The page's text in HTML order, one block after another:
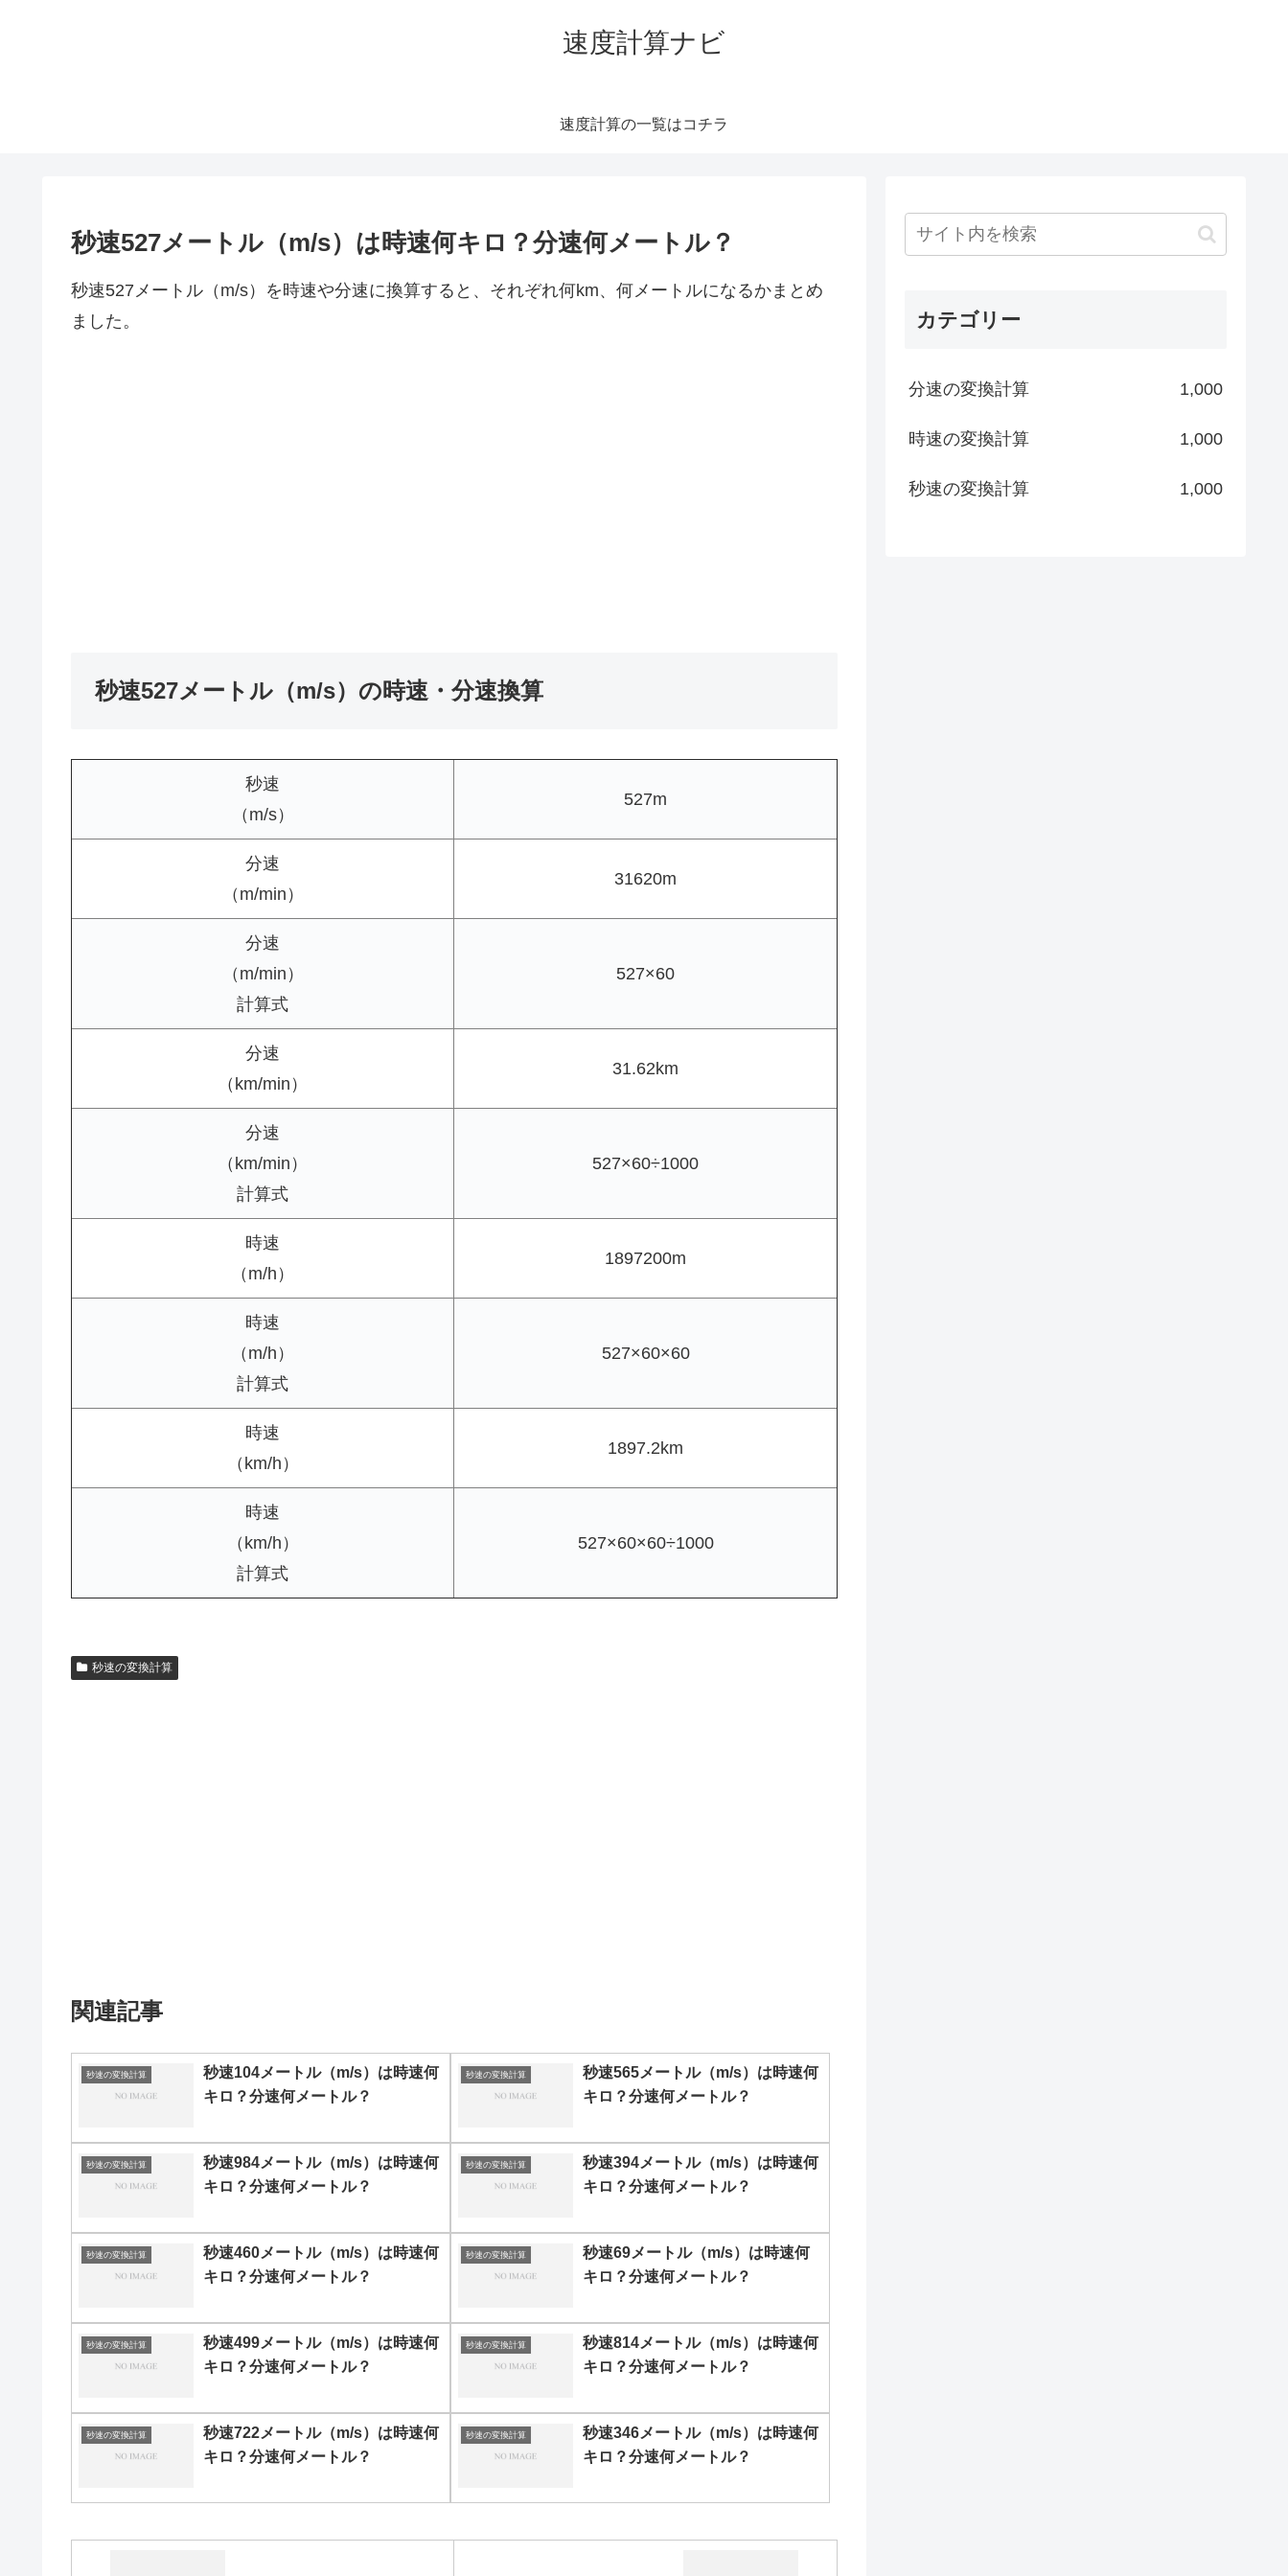
速度計算ナビ
速度計算の一覧はコチラ
秒速527メートル（m/s）は時速何キロ？分速何メートル？
秒速527メートル（m/s）を時速や分速に換算すると、それぞれ何km、何メートルになるかまとめ
ました。
秒速527メートル（m/s）の時速・分速換算
秒速
（m/s）
527m
分速
（m/min）
31620m
分速
（m/min）
計算式
527×60
分速
（km/min）
31.62km
分速
（km/min）
計算式
527×60÷1000
時速
（m/h）
1897200m
時速
（m/h）
計算式
527×60×60
時速
（km/h）
1897.2km
時速
（km/h）
計算式
527×60×60÷1000
秒速の変換計算
関連記事
秒速の変換計算
秒速104メートル（m/s）は時速何
キロ？分速何メートル？
秒速の変換計算
秒速565メートル（m/s）は時速何
キロ？分速何メートル？
秒速の変換計算
秒速984メートル（m/s）は時速何
キロ？分速何メートル？
秒速の変換計算
秒速394メートル（m/s）は時速何
キロ？分速何メートル？
秒速の変換計算
秒速460メートル（m/s）は時速何
キロ？分速何メートル？
秒速の変換計算
秒速69メートル（m/s）は時速何
キロ？分速何メートル？
秒速の変換計算
秒速499メートル（m/s）は時速何
キロ？分速何メートル？
秒速の変換計算
秒速814メートル（m/s）は時速何
キロ？分速何メートル？
秒速の変換計算
秒速722メートル（m/s）は時速何
キロ？分速何メートル？
秒速の変換計算
秒速346メートル（m/s）は時速何
キロ？分速何メートル？
カテゴリー
分速の変換計算 1,000
時速の変換計算 1,000
秒速の変換計算 1,000